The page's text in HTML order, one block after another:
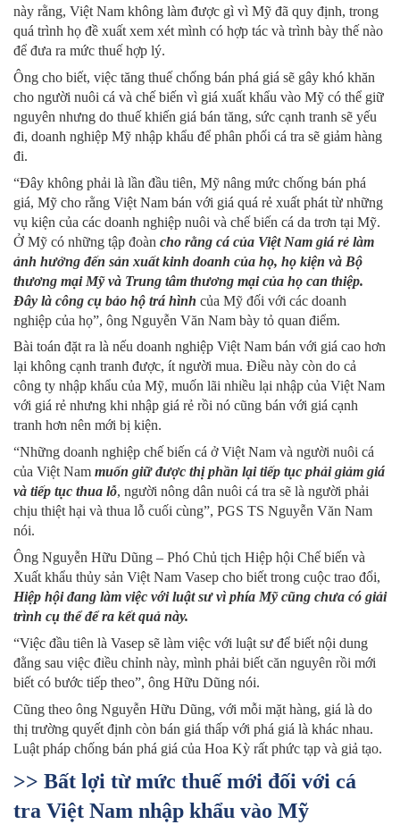
này rằng, Việt Nam không làm được gì vì Mỹ đã quy định, trong
quá trình họ đề xuất xem xét mình có hợp tác và trình bày thế nào
để đưa ra mức thuế hợp lý.
Ông cho biết, việc tăng thuế chống bán phá giá sẽ gây khó khăn
cho người nuôi cá và chế biến vì giá xuất khẩu vào Mỹ có thể giữ
nguyên nhưng do thuế khiến giá bán tăng, sức cạnh tranh sẽ yếu
đi, doanh nghiệp Mỹ nhập khẩu để phân phối cá tra sẽ giảm hàng
đi.
“Đây không phải là lần đầu tiên, Mỹ nâng mức chống bán phá
giá, Mỹ cho rằng Việt Nam bán với giá quá rẻ xuất phát từ những
vụ kiện của các doanh nghiệp nuôi và chế biến cá da trơn tại Mỹ.
Ở Mỹ có những tập đoàn cho rằng cá của Việt Nam giá rẻ làm
ảnh hưởng đến sản xuất kinh doanh của họ, họ kiện và Bộ
thương mại Mỹ và Trung tâm thương mại của họ can thiệp.
Đây là công cụ bảo hộ trá hình của Mỹ đối với các doanh
nghiệp của họ”, ông Nguyễn Văn Nam bày tỏ quan điểm.
Bài toán đặt ra là nếu doanh nghiệp Việt Nam bán với giá cao hơn
lại không cạnh tranh được, ít người mua. Điều này còn do cả
công ty nhập khẩu của Mỹ, muốn lãi nhiều lại nhập của Việt Nam
với giá rẻ nhưng khi nhập giá rẻ rồi nó cũng bán với giá cạnh
tranh hơn nên mới bị kiện.
“Những doanh nghiệp chế biến cá ở Việt Nam và người nuôi cá
của Việt Nam muốn giữ được thị phần lại tiếp tục phải giảm giá
và tiếp tục thua lỗ, người nông dân nuôi cá tra sẽ là người phải
chịu thiệt hại và thua lỗ cuối cùng”, PGS TS Nguyễn Văn Nam
nói.
Ông Nguyễn Hữu Dũng – Phó Chủ tịch Hiệp hội Chế biến và
Xuất khẩu thủy sản Việt Nam Vasep cho biết trong cuộc trao đổi,
Hiệp hội đang làm việc với luật sư vì phía Mỹ cũng chưa có giải
trình cụ thể để ra kết quả này.
“Việc đầu tiên là Vasep sẽ làm việc với luật sư để biết nội dung
đằng sau việc điều chỉnh này, mình phải biết căn nguyên rồi mới
biết có bước tiếp theo”, ông Hữu Dũng nói.
Cũng theo ông Nguyễn Hữu Dũng, với mỗi mặt hàng, giá là do
thị trường quyết định còn bán giá thấp với phá giá là khác nhau.
Luật pháp chống bán phá giá của Hoa Kỳ rất phức tạp và giả tạo.
>> Bất lợi từ mức thuế mới đối với cá
tra Việt Nam nhập khẩu vào Mỹ